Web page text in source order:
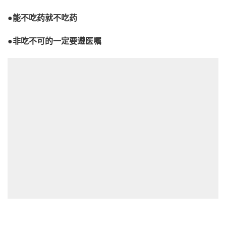
●能不吃药就不吃药
●非吃不可的一定要遵医嘱